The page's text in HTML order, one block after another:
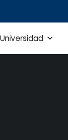
Universidad